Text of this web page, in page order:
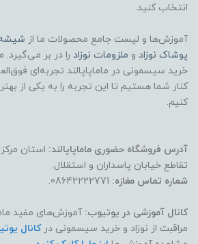
انتخاب کنید.
آموزش‌ها و لیست جامع محصولات ما از
پوشاک نوزاد و ملزومات نوزاد را در بر می‌گیرد.
خرید سیسمونی در ماماپاپالند تجربه‌ای
کنار شما هستیم تا این تجربه را به یکی از
کنیم.
آدرس فروشگاه حضوری ماماپاپالند: استان
تقاطع خیابان پاسداران و استقلال.
شماره تماس مغازه:
کانال آموزشی در یوتیوب: آموزش‌های مفید
مراقبت از نوزاد و خرید سیسمونی درکانال